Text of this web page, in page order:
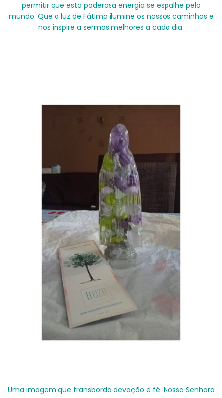
permitir que esta poderosa energia se espalhe pelo
mundo. Que a luz de Fátima ilumine os nossos caminhos e
nos inspire a sermos melhores a cada dia.
Uma imagem que transborda devoção e fé. Nossa Senhora